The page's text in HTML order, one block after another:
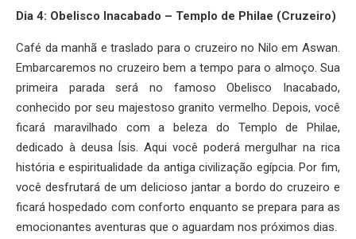
Dia 4: Obelisco Inacabado – Templo de Philae (Cruzeiro)
Café da manhã e traslado para o cruzeiro no Nilo em Aswan.
Embarcaremos no cruzeiro bem a tempo para o almoço. Sua
primeira parada será no famoso Obelisco Inacabado,
conhecido por seu majestoso granito vermelho. Depois, você
ficará maravilhado com a beleza do Templo de Philae,
dedicado à deusa Ísis. Aqui você poderá mergulhar na rica
história e espiritualidade da antiga civilização egípcia. Por fim,
você desfrutará de um delicioso jantar a bordo do cruzeiro e
ficará hospedado com conforto enquanto se prepara para as
emocionantes aventuras que o aguardam nos próximos dias.